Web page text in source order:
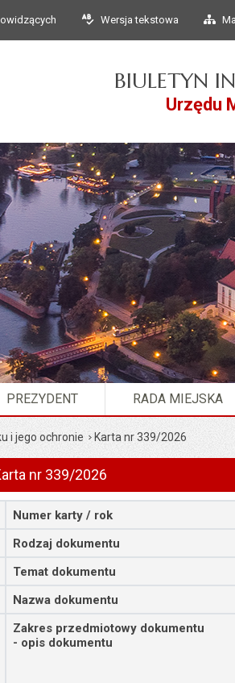
Wersja tekstowa
BIULETYN
Urzędu
PREZYDENT RADA MIEJSKA
i jego ochronie Karta nr 339/2026
nr 339/2026
Numer karty / rok
Rodzaj dokumentu
Temat dokumentu
Nazwa dokumentu
Zakres przedmiotowy dokumentu
- opis dokumentu